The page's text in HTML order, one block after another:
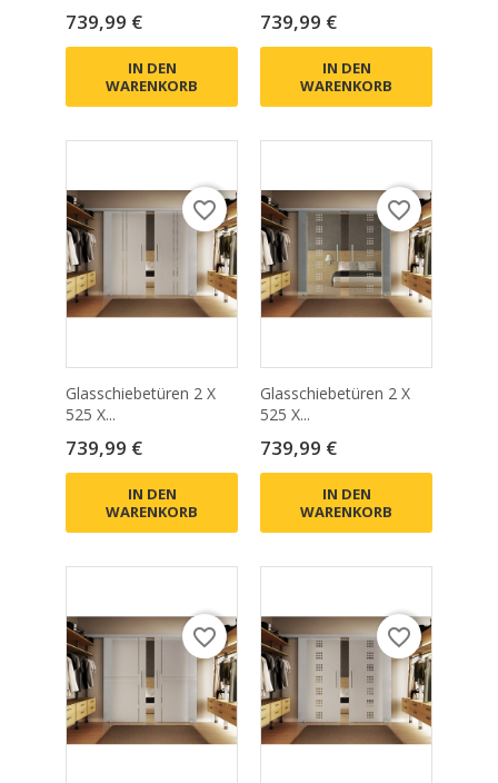
Preis
739,99 €
IN DEN
WARENKORB
Preis
739,99 €
IN DEN
WARENKORB
Glasschiebetüren 2 X
525 X...
Preis
739,99 €
IN DEN
WARENKORB
favorite_border
Glasschiebetüren 2 X
525 X...
Preis
739,99 €
IN DEN
WARENKORB
favorite_border
favorite_border favorite_border